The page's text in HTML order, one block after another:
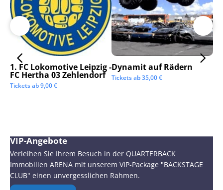
1. FC Lokomotive Leipzig -
FC Hertha 03 Zehlendorf
Tickets ab9,00€
Dynamit auf Rädern
Tickets ab35,00€
VIP-Angebote
Verleihen Sie Ihrem Besuch in der QUARTERBACK
Immobilien ARENA mit unserem VIP-Package "BACKSTAGE
CLUB" einen unvergesslichen Rahmen.